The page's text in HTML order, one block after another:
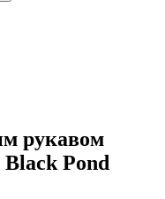
рукавом
Pond